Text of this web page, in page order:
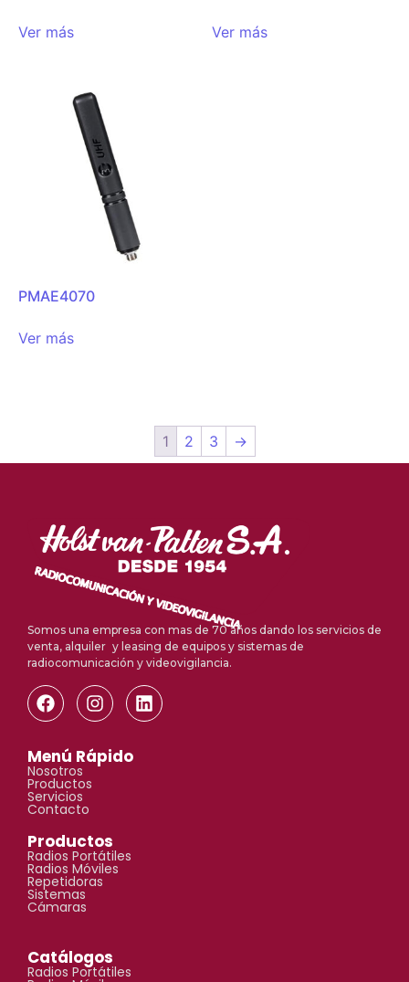
Ver más Ver más
PMAE4070
Ver más
1 2 3 →
Somos una empresa con mas de 70 años dando los servicios de
venta, alquiler y leasing de equipos y sistemas de
radiocomunicación y videovigilancia.
Menú Rápido
Nosotros
Productos
Servicios
Contacto
Productos
Radios Portátiles
Radios Móviles
Repetidoras
Sistemas
Cámaras
Catálogos
Radios Portátiles